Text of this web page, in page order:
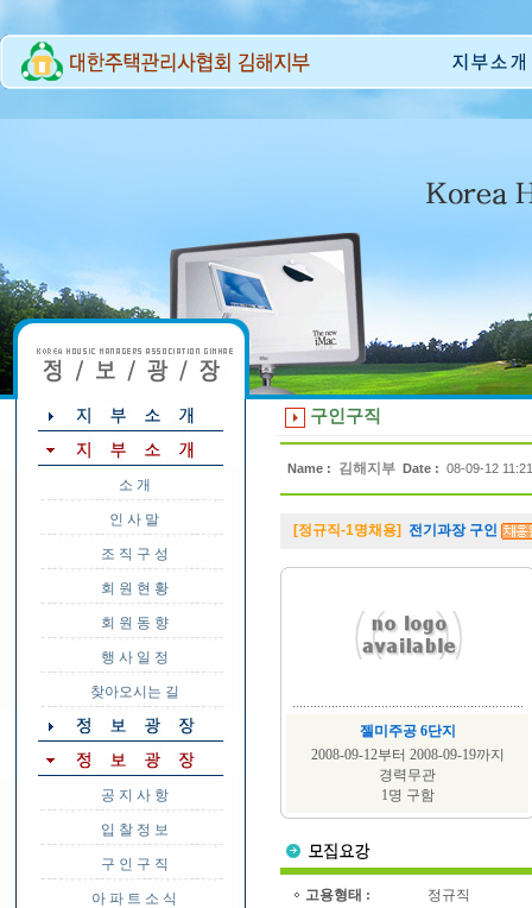
소 개
인 사 말
조 직 구 성
회 원 현 황
회 원 동 향
행 사 일 정
찾아오시는 길
공 지 사 항
입 찰 정 보
구 인 구 직
아 파 트 소 식
구인구직
Name : 김해지부 Date : 08-09-12 11:21
[정규직-1명채용] 전기과장 구인
젤미주공 6단지
2008-09-12부터 2008-09-19까지
경력무관
1명 구함
고용형태 :
정규직